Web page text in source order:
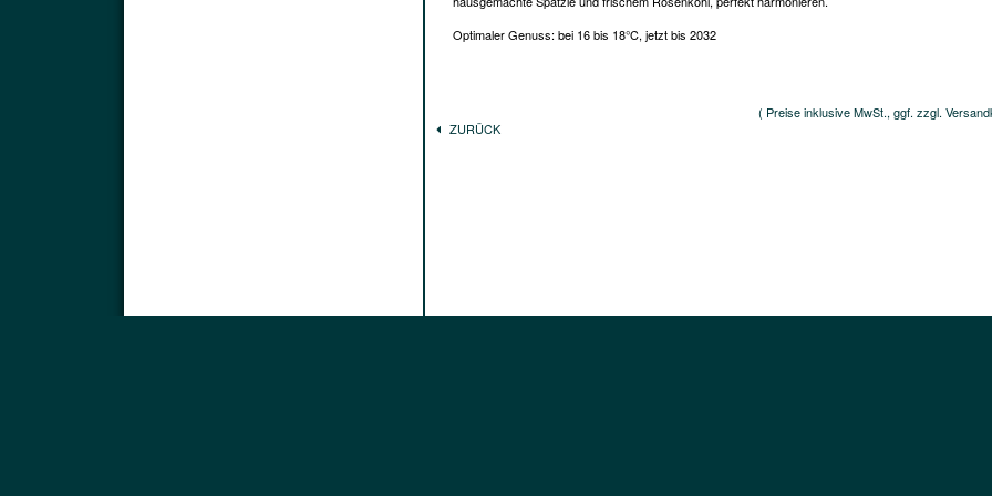
Optimaler Genuss: bei 16 bis 18°C, jetzt bis 2032
( Preise inklusive MwSt., ggf. zzgl.
ZURÜCK